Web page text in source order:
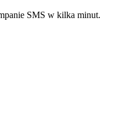
SMS w kilka minut.